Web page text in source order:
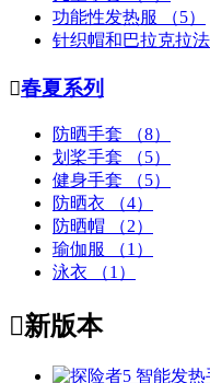
功能性发热服
（5）
针织帽和巴拉克拉
春夏系列
防晒手套
（8）
划桨手套
（5）
健身手套
（5）
防晒衣
（4）
防晒帽
（2）
瑜伽服
（1）
泳衣
（1）
新版本